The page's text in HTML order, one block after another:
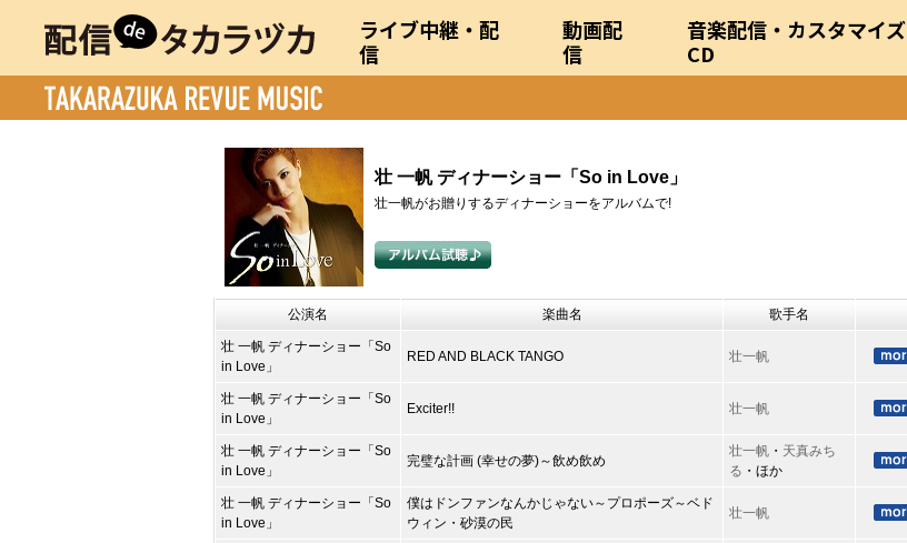
ライブ中継・配
信
動画配
信
音楽配信・カスタマイズ
CD
壮 一帆 ディナーショー「So in Love」
壮一帆がお贈りするディナーショーをアルバムで!
公演名 楽曲名 歌手名
壮 一帆 ディナーショー「So
in Love」
RED AND BLACK TANGO 壮一帆
壮 一帆 ディナーショー「So
in Love」
Exciter!! 壮一帆
壮 一帆 ディナーショー「So
in Love」
完璧な計画 (幸せの夢)～飲め飲め
壮一帆 ・ 天真みち
る ・ほか
壮 一帆 ディナーショー「So
in Love」
僕はドンファンなんかじゃない～プロポーズ～ベド
ウィン・砂漠の民
壮一帆